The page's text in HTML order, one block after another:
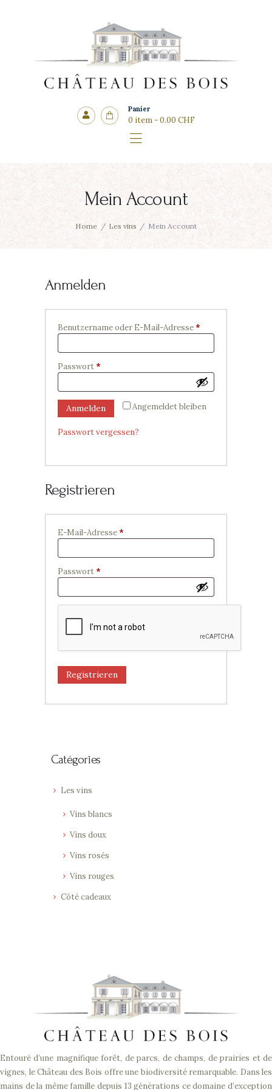
Panier
0 item-0.00 CHF
Mein Account
Home Les vins Mein Account
CHÂTEAU DES BOIS
Anmelden
Benutzername oder E-Mail-Adresse*
Passwort*
Angemeldet bleiben
Anmelden
Passwort vergessen?
Registrieren
E-Mail-Adresse*
Passwort*
Registrieren
Catégories
Les vins
Vins blancs
Vins doux
Vins rosés
Vins rouges
Côté cadeaux
Entouré d’une magnifique forêt, de parcs, de champs, de prairies et de
vignes, le Château des Bois offre une biodiversité remarquable. Dans les
mains de la même famille depuis 13 générations ce domaine d’exception